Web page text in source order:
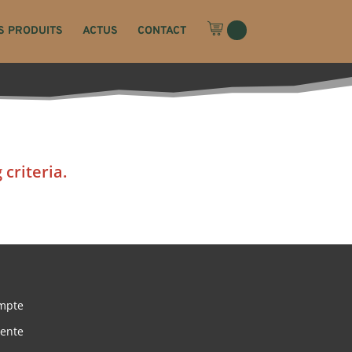
PRODUITS ACTUS CONTACT
criteria.